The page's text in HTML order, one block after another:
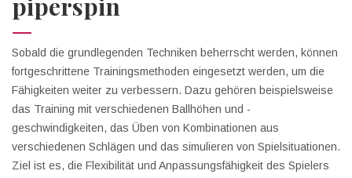
piperspin
Sobald die grundlegenden Techniken beherrscht werden, können
fortgeschrittene Trainingsmethoden eingesetzt werden, um die
Fähigkeiten weiter zu verbessern. Dazu gehören beispielsweise
das Training mit verschiedenen Ballhöhen und -
geschwindigkeiten, das Üben von Kombinationen aus
verschiedenen Schlägen und das simulieren von Spielsituationen.
Ziel ist es, die Flexibilität und Anpassungsfähigkeit des Spielers